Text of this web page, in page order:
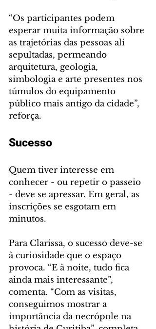
“Os participantes podem
esperar muita informação sobre
as trajetórias das pessoas ali
sepultadas, permeando
arquitetura, geologia,
simbologia e arte presentes nos
túmulos do equipamento
público mais antigo da cidade”,
reforça.
Sucesso
Quem tiver interesse em
conhecer - ou repetir o passeio
- deve se apressar. Em geral, as
inscrições se esgotam em
minutos.
Para Clarissa, o sucesso deve-se
à curiosidade que o espaço
provoca. “E à noite, tudo fica
ainda mais interessante”,
comenta. “Com as visitas,
conseguimos mostrar a
importância da necrópole na